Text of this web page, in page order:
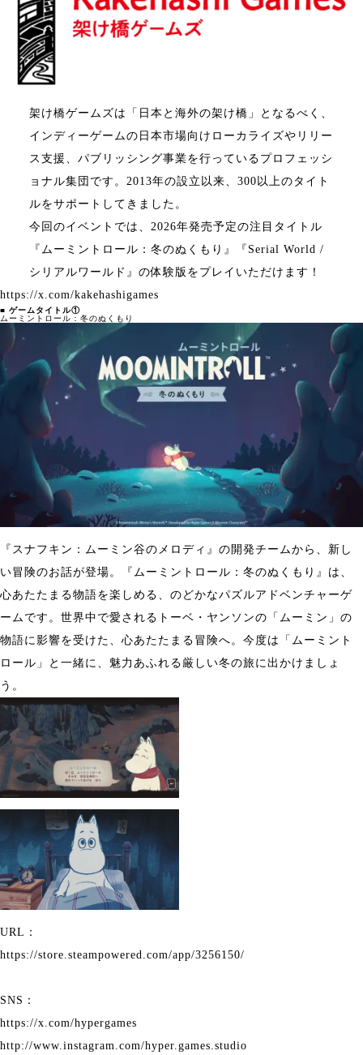
架け橋ゲームズは「日本と海外の架け橋」となるべく、
インディーゲームの日本市場向けローカライズやリリー
ス支援、パブリッシング事業を行っているプロフェッシ
ョナル集団です。2013年の設立以来、300以上のタイト
ルをサポートしてきました。
今回のイベントでは、2026年発売予定の注目タイトル
『ムーミントロール：冬のぬくもり』『Serial World /
シリアルワールド』の体験版をプレイいただけます！
https://x.com/kakehashigames
■ ゲームタイトル①
ムーミントロール：冬のぬくもり
『スナフキン：ムーミン谷のメロディ』の開発チームから、新し
い冒険のお話が登場。『ムーミントロール：冬のぬくもり』は、
心あたたまる物語を楽しめる、のどかなパズルアドベンチャーゲ
ームです。世界中で愛されるトーベ・ヤンソンの「ムーミン」の
物語に影響を受けた、心あたたまる冒険へ。今度は「ムーミント
ロール」と一緒に、魅力あふれる厳しい冬の旅に出かけましょ
う。
URL：
https://store.steampowered.com/app/3256150/
SNS：
https://x.com/hypergames
http://www.instagram.com/hyper.games.studio